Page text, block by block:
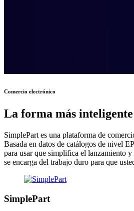
Comercio electrónico
La forma más
SimplePart es una plataforma de
Basada en datos de catálogos de nivel
para usar que simplifica el lanzamiento
se encarga del trabajo duro para que
SimplePart